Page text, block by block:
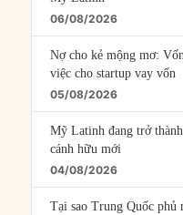
06/08/2026
Nợ cho kẻ mộng mơ:
việc cho startup vay vốn
05/08/2026
Mỹ Latinh đang trở
cánh hữu mới
04/08/2026
Tại sao Trung Quốc phủ